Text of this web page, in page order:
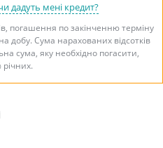
дадуть мені кредит?
погашення по закінченню терміну
добу. Сума нарахованих відсотків
сума, яку необхідно погасити,